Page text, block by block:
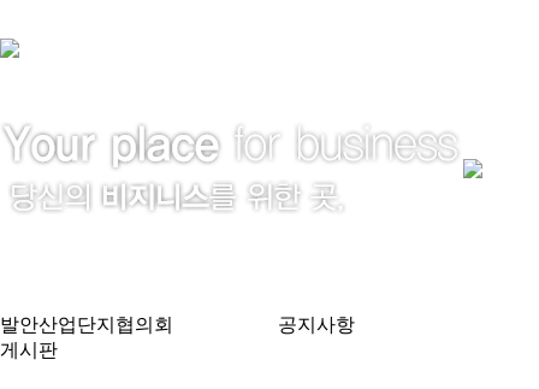
발안산업단지협의회
게시판
공지사항